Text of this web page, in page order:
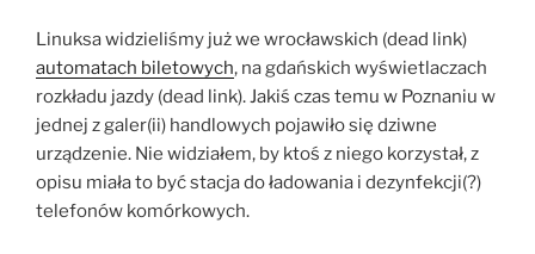
Linuksa widzieliśmy już we wrocławskich (dead link)
automatach biletowych, na gdańskich wyświetlaczach
rozkładu jazdy (dead link). Jakiś czas temu w Poznaniu w
jednej z galer(ii) handlowych pojawiło się dziwne
urządzenie. Nie widziałem, by ktoś z niego korzystał, z
opisu miała to być stacja do ładowania i dezynfekcji(?)
telefonów komórkowych.